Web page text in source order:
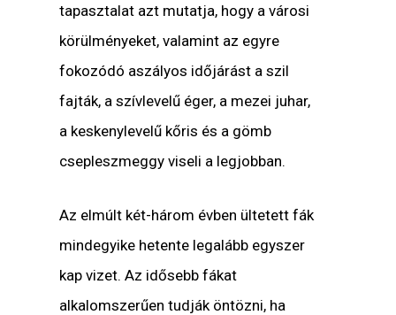
tapasztalat azt mutatja, hogy a városi
körülményeket, valamint az egyre
fokozódó aszályos időjárást a szil
fajták, a szívlevelű éger, a mezei juhar,
a keskenylevelű kőris és a gömb
csepleszmeggy viseli a legjobban.
Az elmúlt két-három évben ültetett fák
mindegyike hetente legalább egyszer
kap vizet. Az idősebb fákat
alkalomszerűen tudják öntözni, ha